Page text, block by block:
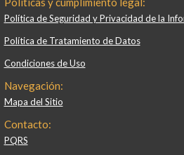
Política de Seguridad y Privacidad de la
Política de Tratamiento de Datos
Condiciones de Uso
Navegación:
Mapa del Sitio
Contacto:
PQRS